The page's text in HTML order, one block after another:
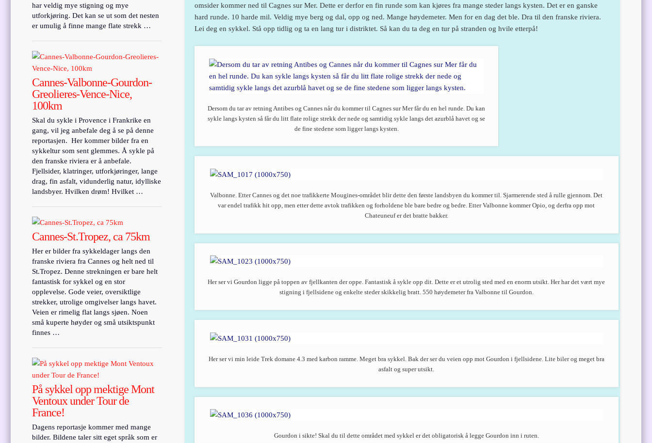
omsider kommer ned til Cagnes sur Mer. Dette er derfor en fin runde som kan kjøres fra mange steder langs kysten. Det er en ganske
hard runde. 10 harde mil. Veldig mye berg og dal, opp og ned. Mange høydemeter. Men for en dag det ble. Dra til den franske riviera.
Lei deg en sykkel. Stå opp tidlig og ta en lang tur i distriktet. Så kan du ta deg en tur på stranden og hvile etterpå!
Dersom du tar av retning Antibes og Cannes når du kommer til Cagnes sur Mer får du en hel runde. Du kan
sykle langs kysten så får du litt flate rolige strekk der nede og samtidig sykle langs det azurblå havet og se
de fine stedene som ligger langs kysten.
Valbonne. Etter Cannes og det noe trafikkerte Mougines-området blir dette den første landsbyen du kommer til. Sjarmerende sted å rulle gjennom. Det
var endel trafikk hit opp, men etter dette avtok trafikken og forholdene ble bare bedre og bedre. Etter Valbonne kommer Opio, og derfra opp mot
Chateuneuf er det bratte bakker.
Her ser vi Gourdon ligge på toppen av fjellkanten der oppe. Fantastisk å sykle opp dit. Dette er et utrolig sted med en enorm utsikt. Her har det vært mye
stigning i fjellsidene og enkelte steder skikkelig bratt. 550 høydemeter fra Valbonne til Gourdon.
Her ser vi min leide Trek domane 4.3 med karbon ramme. Meget bra sykkel. Bak der ser du veien opp mot Gourdon i fjellsidene. Lite biler og meget bra
asfalt og super utsikt.
Gourdon i sikte! Skal du til dette området med sykkel er det obligatorisk å legge Gourdon inn i ruten.
har veldig mye stigning og mye
utforkjøring. Det kan se ut som det nesten
er umulig å finne mange flate strekk …
Cannes-Valbonne-Gourdon-
Greolieres-Vence-Nice,
100km
Skal du sykle i Provence i Frankrike en
gang, vil jeg anbefale deg å se på denne
reportasjen. Her kommer bilder fra en
sykkeltur som sent glemmes. Å sykle på
den franske riviera er å anbefale.
Fjellsider, klatringer, utforkjøringer, lange
drag, fin asfalt, vidunderlig natur, idylliske
landsbyer. Hvilken drøm! Hvilket …
Cannes-St.Tropez, ca 75km
Her er bilder fra sykkeldager langs den
franske riviera fra Cannes og helt ned til
St.Tropez. Denne strekningen er bare helt
fantastisk for sykkel og en stor
opplevelse. Gode veier, oversiktlige
strekker, utrolige omgivelser langs havet.
Veien er rimelig flat langs sjøen. Noen
små kuperte høyder og små utsiktspunkt
finnes …
På sykkel opp mektige Mont
Ventoux under Tour de
France!
Dagens reportasje kommer med mange
bilder. Bildene taler sitt eget språk som er